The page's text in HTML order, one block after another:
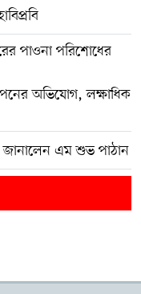
পাওনা পরিশোধের
অভিযোগ, লক্ষাধিক
জানালেন এম শুভ পাঠান